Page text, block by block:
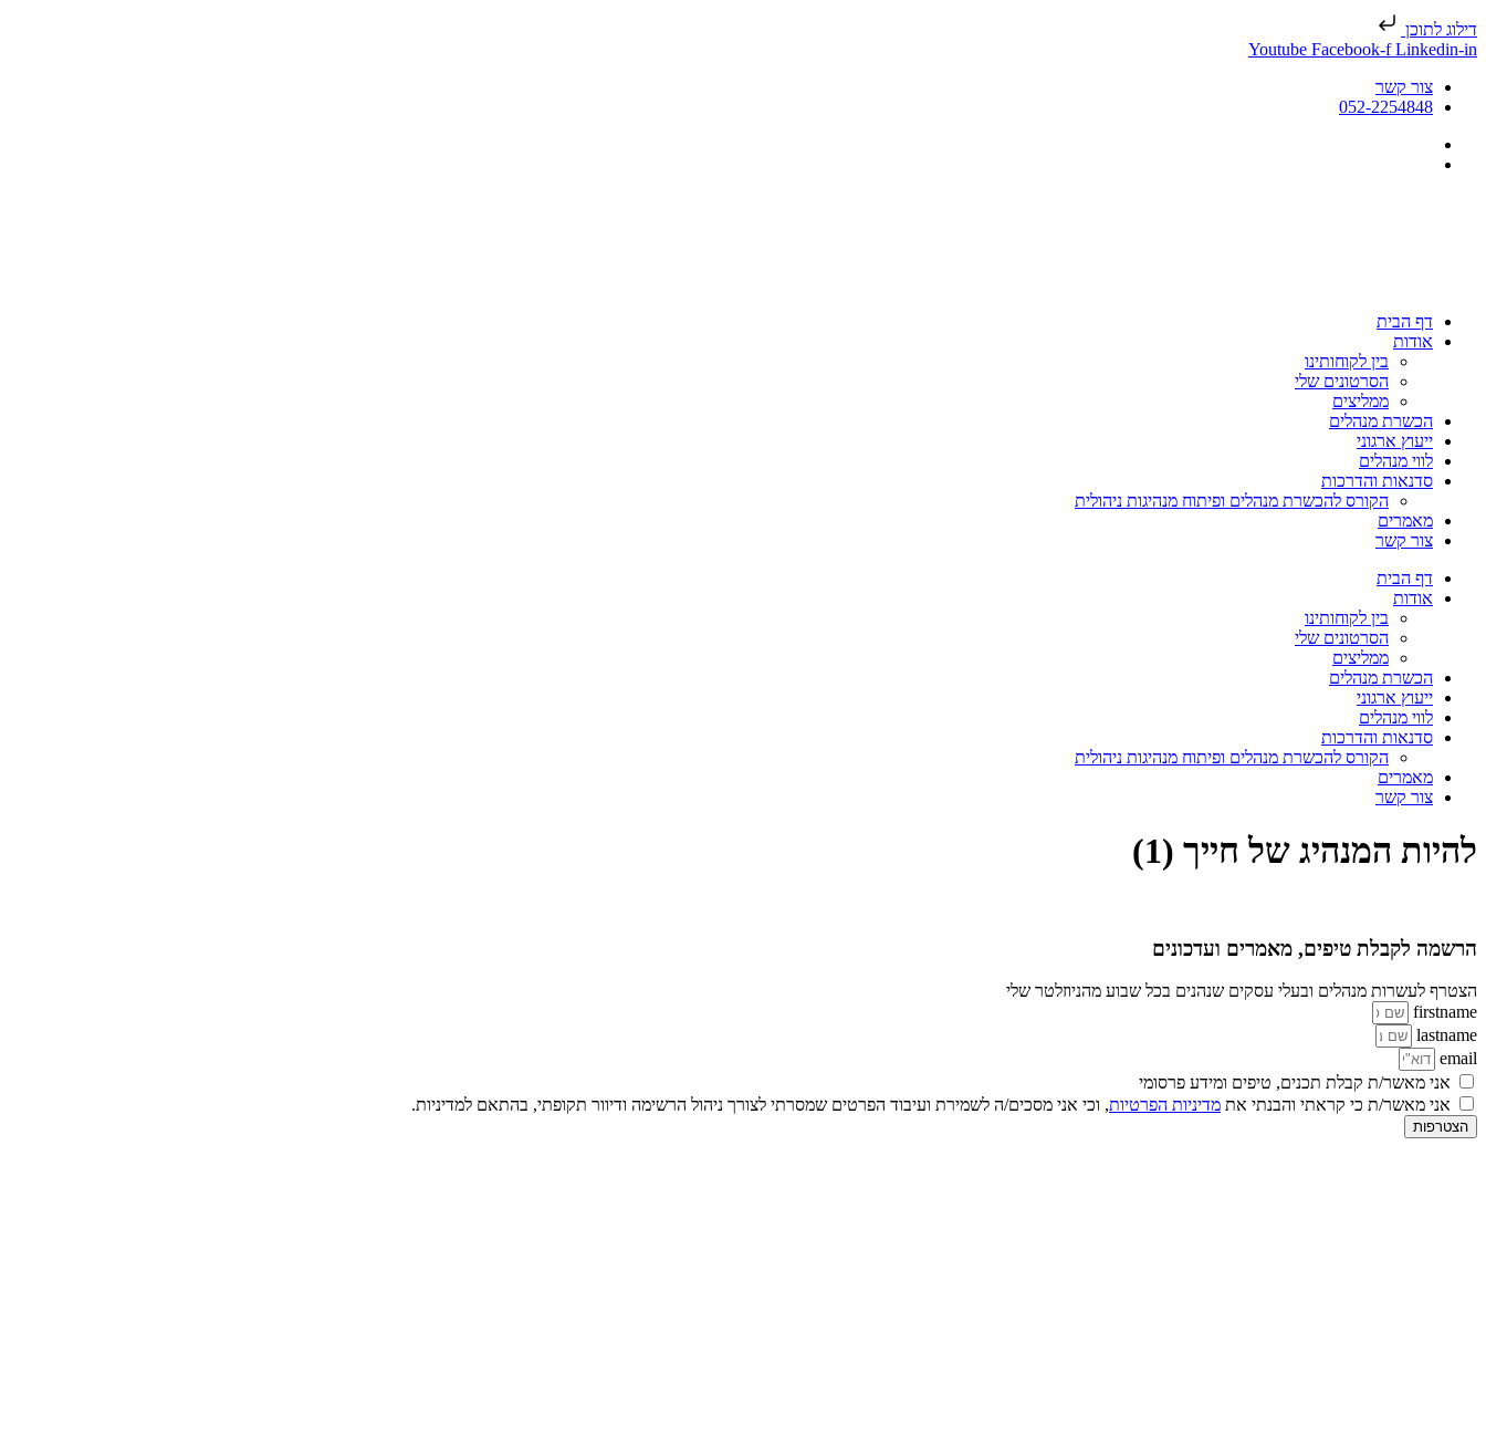
דילוג לתוכן
Youtube Facebook-f Linkedin-in
צור קשר
052-2254848
דף הבית
אודות
בין לקוחותינו
הסרטונים שלי
ממליצים
הכשרת מנהלים
ייעוץ ארגוני
לווי מנהלים
סדנאות והדרכות
הקורס להכשרת מנהלים ופיתוח מנהיגות ניהולית
מאמרים
צור קשר
דף הבית
אודות
בין לקוחותינו
הסרטונים שלי
ממליצים
הכשרת מנהלים
ייעוץ ארגוני
לווי מנהלים
סדנאות והדרכות
הקורס להכשרת מנהלים ופיתוח מנהיגות ניהולית
מאמרים
צור קשר
להיות המנהיג של חייך (1)
הרשמה לקבלת טיפים, מאמרים ועדכונים
הצטרף לעשרות מנהלים ובעלי עסקים שנהנים בכל שבוע מהניוזלטר שלי
firstname
lastname
email
אני מאשר/ת קבלת תכנים, טיפים ומידע פרסומי
אני מאשר/ת כי קראתי והבנתי את מדיניות הפרטיות, וכי אני מסכים/ה לשמירת ועיבוד הפרטים שמסרתי לצורך ניהול הרשימה ודיוור תקופתי, בהתאם למדיניות.
הצטרפות